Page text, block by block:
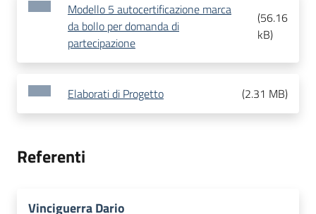
Modello 5 autocertificazione marca
da bollo per domanda di
partecipazione
(56.16
kB)
Elaborati di Progetto (2.31 MB)
Referenti
Vinciguerra Dario